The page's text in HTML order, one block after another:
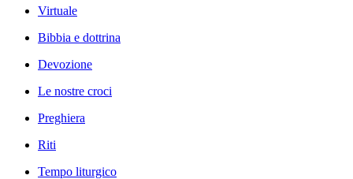
Virtuale
Bibbia e dottrina
Devozione
Le nostre croci
Preghiera
Riti
Tempo liturgico